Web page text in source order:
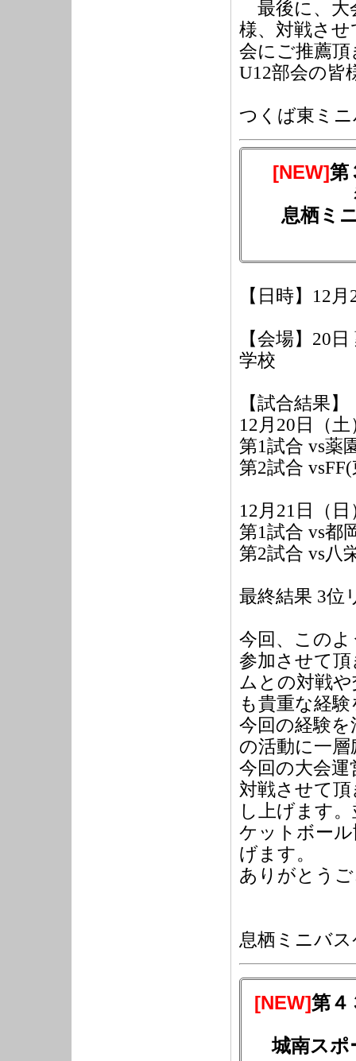
最後に、大
様、対戦さ
会にご推薦
U12部会の皆
つくば東ミ
[NEW]第
息栖ミ
【日時】12
【会場】20
学校
【試合結果】
12月20日（
第1試合 vs薬
第2試合
12月21日（
第1試合 vs都
第2試合 vs八
最終結果 3位
今回、この
参加させて
ムとの対戦
も貴重な経
今回の経験
の活動に一
今回の大会
対戦させて
し上げます
ケットボー
げます。
ありがとう
息栖ミニバ
[NEW]第４
城南スポ